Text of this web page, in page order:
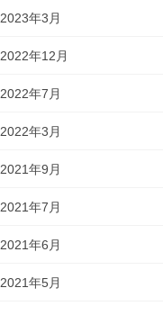
2023年3月
2022年12月
2022年7月
2022年3月
2021年9月
2021年7月
2021年6月
2021年5月